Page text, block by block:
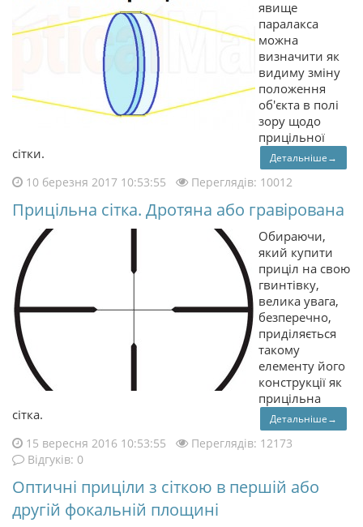
явище
паралакса
можна
визначити як
видиму зміну
положення
об'єкта в полі
зору щодо
прицільної
сітки.
Детальніше→
10 березня 2017 10:53:55 Переглядів: 10012
Прицільна сітка. Дротяна або гравірована
Обираючи,
який купити
приціл на свою
гвинтівку,
велика увага,
безперечно,
приділяється
такому
елементу його
конструкції як
прицільна
сітка.
Детальніше→
15 вересня 2016 10:53:55
Переглядів: 12173
Відгуків: 0
Оптичні приціли з сіткою в першій або
другій фокальній площині